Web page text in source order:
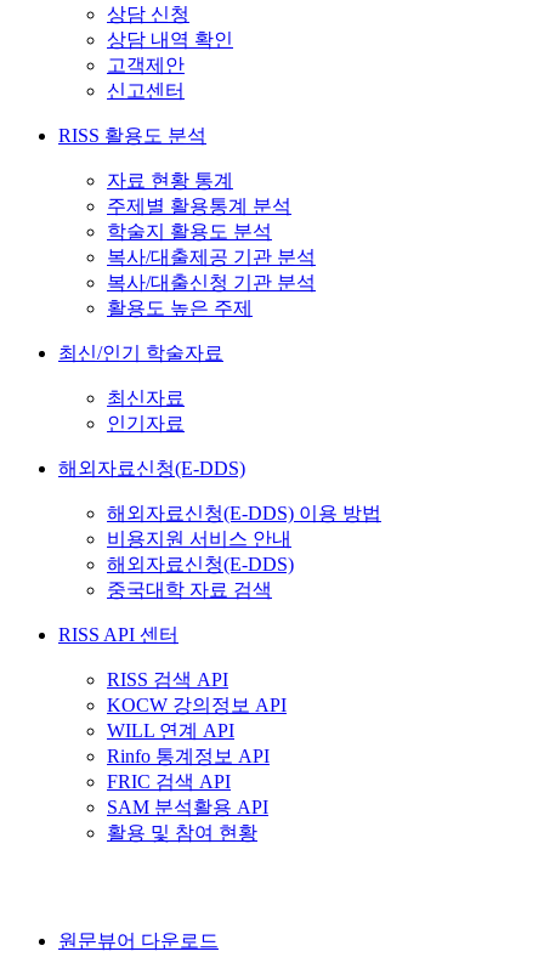
상담 신청
상담 내역 확인
고객제안
신고센터
RISS 활용도 분석
자료 현황 통계
주제별 활용통계 분석
학술지 활용도 분석
복사/대출제공 기관 분석
복사/대출신청 기관 분석
활용도 높은 주제
최신/인기 학술자료
최신자료
인기자료
해외자료신청(E-DDS)
해외자료신청(E-DDS) 이용 방법
비용지원 서비스 안내
해외자료신청(E-DDS)
중국대학 자료 검색
RISS API 센터
RISS 검색 API
KOCW 강의정보 API
WILL 연계 API
Rinfo 통계정보 API
FRIC 검색 API
SAM 분석활용 API
활용 및 참여 현황
원문뷰어 다운로드